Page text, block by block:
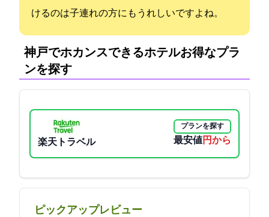
けるのは子連れの方にもうれしいですよね。
神戸でホカンスできるホテル:お得なプラ
ンを探す
楽天トラベル
プランを探す
最安値4140円から
ピックアップレビュー